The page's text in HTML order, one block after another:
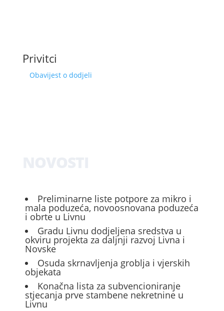
Privitci
Obavijest o dodjeli
Preliminarne liste potpore za mikro i
mala poduzeća, novoosnovana poduzeća
i obrte u Livnu
Gradu Livnu dodjeljena sredstva u
okviru projekta za daljnji razvoj Livna i
Novske
Osuda skrnavljenja groblja i vjerskih
objekata
Konačna lista za subvencioniranje
stjecanja prve stambene nekretnine u
Livnu